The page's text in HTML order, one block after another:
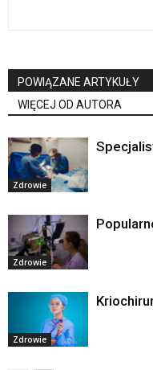
POWIĄZANE ARTYKUŁY
WIĘCEJ OD AUTORA
Zdrowie
Zdrowie
Zdrowie